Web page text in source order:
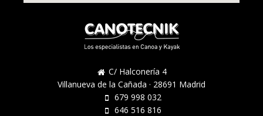
C/ Halconería 4
Villanueva de la Cañada · 28691 Madrid
679 998 032
646 516 816